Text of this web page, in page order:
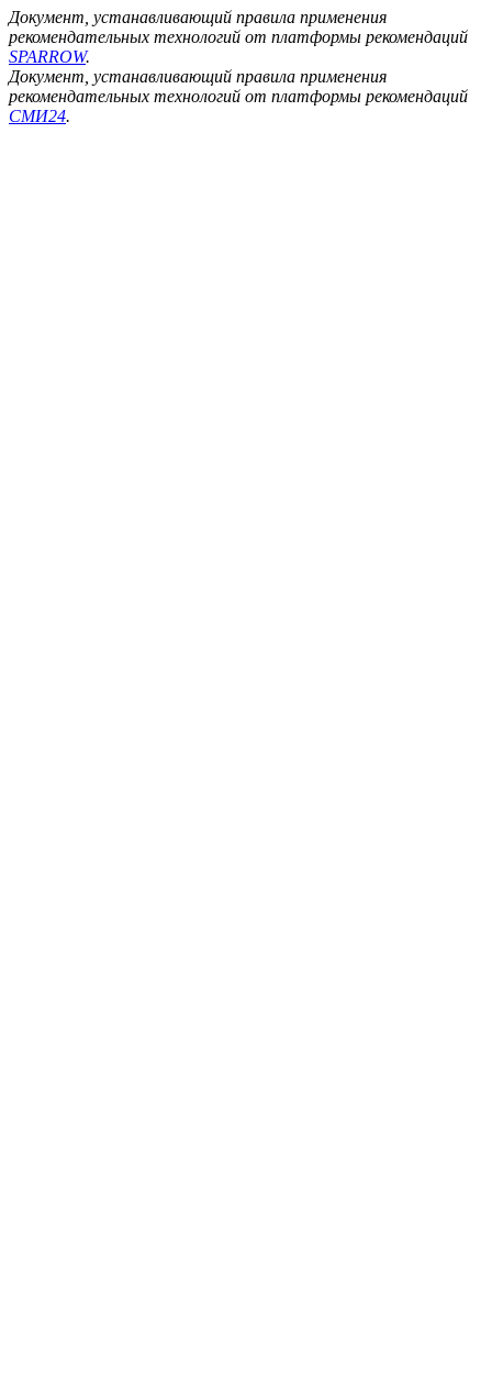
Документ, устанавливающий правила применения
рекомендательных технологий от платформы рекомендаций
SPARROW.
Документ, устанавливающий правила применения
рекомендательных технологий от платформы рекомендаций
СМИ24.